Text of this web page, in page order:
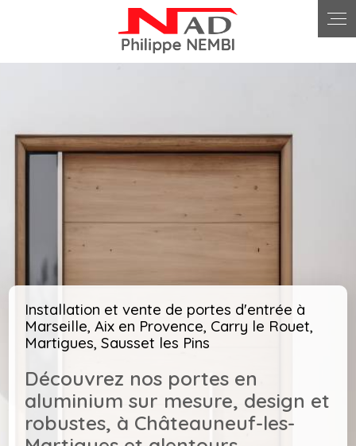
Installation et vente de portes d'entrée à
Marseille, Aix en Provence, Carry le Rouet,
Martigues, Sausset les Pins
Découvrez nos portes en
aluminium sur mesure, design et
robustes, à Châteauneuf-les-
Panneau de gestion des cookies